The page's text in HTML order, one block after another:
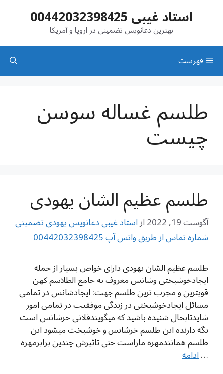
استاد غیبی 00442032398425
بهترین دعانویس تضمینی در اروپا و آمریکا
فهرست
طلسم غساله سوسن
چیست
طلسم عظیم الشان یهودی
آگوست 19, 2022 ازاستاد غیبی دعانویس یهودی تضمینی
شماره تماس از طریق واتس آپ 00442032398425
طلسم عظیم الشان یهودی دارای خواص بسیار از جمله
ایجادخوشبختی وشانس معروف به جامع الطلاسم کهن
قویترین و مجرب ترین طلسم جهت: ایجادشانس در تمامی
مسائل ایجادخوشبختی در زندگی موفقیت در تمامی امور
شایدتابحال شنیده باشید که میگویندفلانی خرشانس است
نگه دارنده این طلسم خرشانس و خوشبخت میشود این
طلسم همانندمهره ماراست حتی تاثیرش چندین برابرمهره
…ادامه